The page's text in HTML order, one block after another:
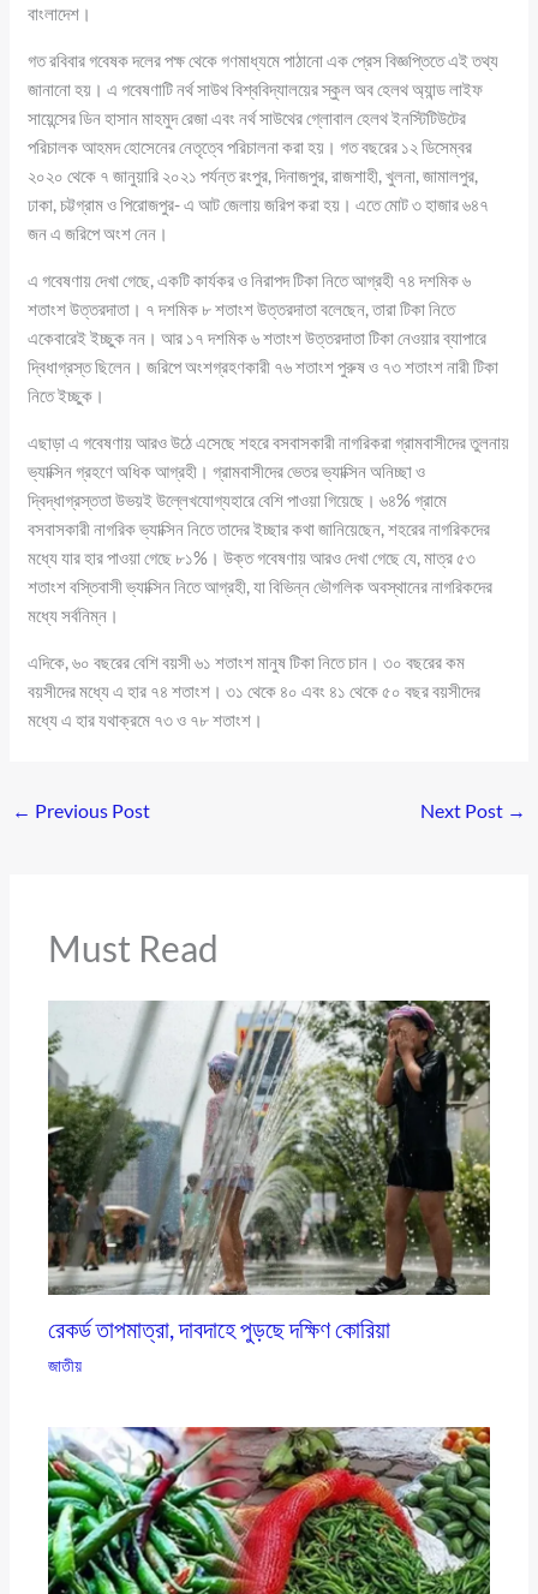
বাংলাদেশ।
গত রবিবার গবেষক দলের পক্ষ থেকে গণমাধ্যমে পাঠানো এক প্রেস বিজ্ঞপ্তিতে এই তথ্য
জানানো হয়। এ গবেষণাটি নর্থ সাউথ বিশ্ববিদ্যালয়ের স্কুল অব হেলথ অ্যান্ড লাইফ
সায়েন্সের ডিন হাসান মাহমুদ রেজা এবং নর্থ সাউথের গ্লোবাল হেলথ ইনস্টিটিউটের
পরিচালক আহমদ হোসেনের নেতৃত্বে পরিচালনা করা হয়। গত বছরের ১২ ডিসেম্বর
২০২০ থেকে ৭ জানুয়ারি ২০২১ পর্যন্ত রংপুর, দিনাজপুর, রাজশাহী, খুলনা, জামালপুর,
ঢাকা, চট্টগ্রাম ও পিরোজপুর- এ আট জেলায় জরিপ করা হয়। এতে মোট ৩ হাজার ৬৪৭
জন এ জরিপে অংশ নেন।
এ গবেষণায় দেখা গেছে, একটি কার্যকর ও নিরাপদ টিকা নিতে আগ্রহী ৭৪ দশমিক ৬
শতাংশ উত্তরদাতা। ৭ দশমিক ৮ শতাংশ উত্তরদাতা বলেছেন, তারা টিকা নিতে
একেবারেই ইচ্ছুক নন। আর ১৭ দশমিক ৬ শতাংশ উত্তরদাতা টিকা নেওয়ার ব্যাপারে
দ্বিধাগ্রস্ত ছিলেন। জরিপে অংশগ্রহণকারী ৭৬ শতাংশ পুরুষ ও ৭৩ শতাংশ নারী টিকা
নিতে ইচ্ছুক।
এছাড়া এ গবেষণায় আরও উঠে এসেছে শহরে বসবাসকারী নাগরিকরা গ্রামবাসীদের তুলনায়
ভ্যাক্সিন গ্রহণে অধিক আগ্রহী। গ্রামবাসীদের ভেতর ভ্যাক্সিন অনিচ্ছা ও
দ্বিদ্ধাগ্রস্ততা উভয়ই উল্লেখযোগ্যহারে বেশি পাওয়া গিয়েছে। ৬৪% গ্রামে
বসবাসকারী নাগরিক ভ্যাক্সিন নিতে তাদের ইচ্ছার কথা জানিয়েছেন, শহরের নাগরিকদের
মধ্যে যার হার পাওয়া গেছে ৮১%। উক্ত গবেষণায় আরও দেখা গেছে যে, মাত্র ৫৩
শতাংশ বস্তিবাসী ভ্যাক্সিন নিতে আগ্রহী, যা বিভিন্ন ভৌগলিক অবস্থানের নাগরিকদের
মধ্যে সর্বনিম্ন।
এদিকে, ৬০ বছরের বেশি বয়সী ৬১ শতাংশ মানুষ টিকা নিতে চান। ৩০ বছরের কম
বয়সীদের মধ্যে এ হার ৭৪ শতাংশ। ৩১ থেকে ৪০ এবং ৪১ থেকে ৫০ বছর বয়সীদের
মধ্যে এ হার যথাক্রমে ৭৩ ও ৭৮ শতাংশ।
← Previous Post Next Post →
Must Read
রেকর্ড তাপমাত্রা, দাবদাহে পুড়ছে দক্ষিণ কোরিয়া
জাতীয়